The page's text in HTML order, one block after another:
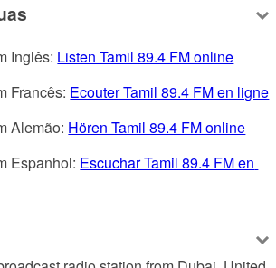
Inglês: Listen Tamil 89.4 FM online
Francês: Ecouter Tamil 89.4 FM en ligne
Alemão: Hören Tamil 89.4 FM online
Espanhol: Escuchar Tamil 89.4 FM en